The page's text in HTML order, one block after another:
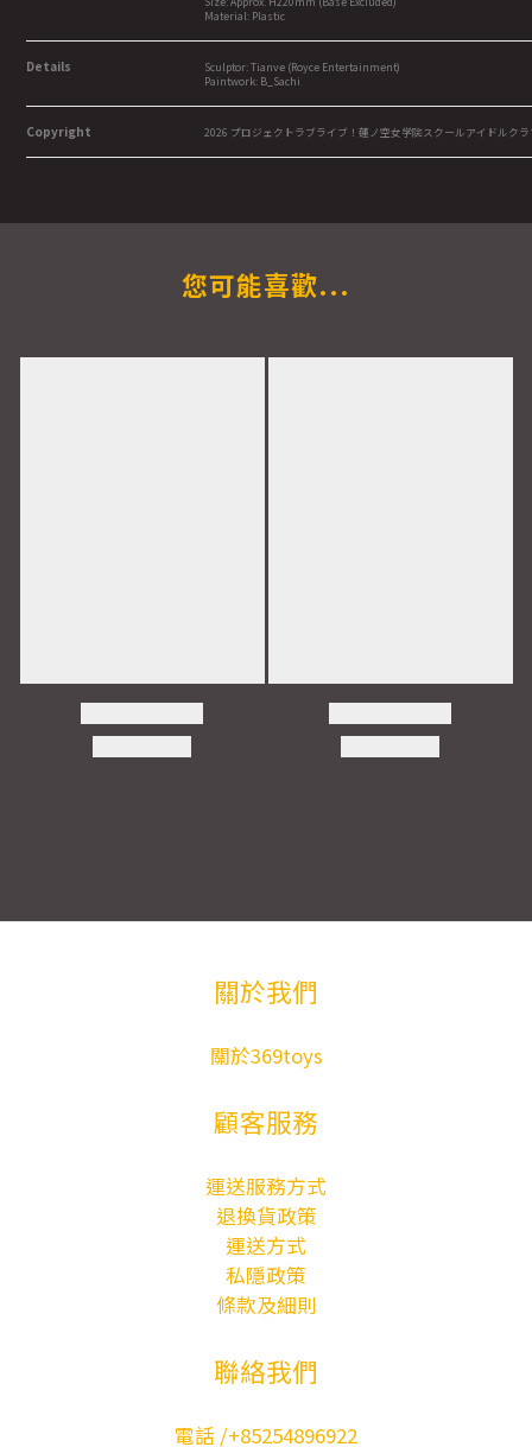
Material: Plastic
Details
Sculptor: Tianve (Royce Entertainment)
Paintwork: B_Sachi
Copyright 2026 プロジェクトラブライブ！蓮ノ空女学院スクールアイドルクラ
您可能喜歡...
關於我們
關於369toys
顧客服務
運送服務方式
退換貨政策
運送方式
私隱政策
條款及細則
聯絡我們
電話 /+85254896922